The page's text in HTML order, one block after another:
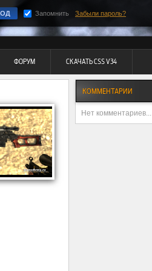
Запомнить Забыли пароль?
ФОРУМ СКАЧАТЬ CSS V34
КОММЕНТАРИИ
Нет комментариев...